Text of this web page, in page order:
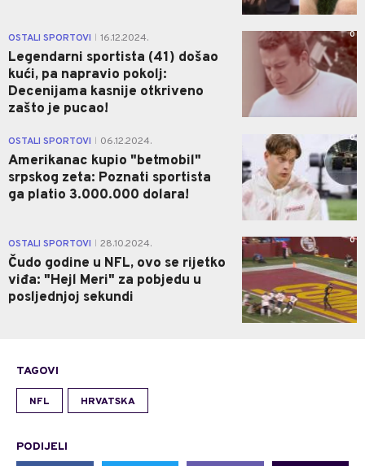
OSTALI SPORTOVI 16.12.2024.
Legendarni sportista (41) došao
kući, pa napravio pokolj:
Decenijama kasnije otkriveno
zašto je pucao!
0
OSTALI SPORTOVI 06.12.2024.
Amerikanac kupio "betmobil"
srpskog zeta: Poznati sportista
ga platio 3.000.000 dolara!
0
OSTALI SPORTOVI 28.10.2024.
Čudo godine u NFL, ovo se rijetko
viđa: "Hejl Meri" za pobjedu u
posljednjoj sekundi
0
TAGOVI
NFL HRVATSKA
PODIJELI